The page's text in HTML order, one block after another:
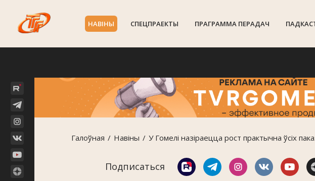
НАВIНЫ СПЕЦПРАЕКТЫ ПРАГРАММА ПЕРАДАЧ
Галоўная Навiны У Гомелі назіраецца рост практычна ўсіх
Подписаться